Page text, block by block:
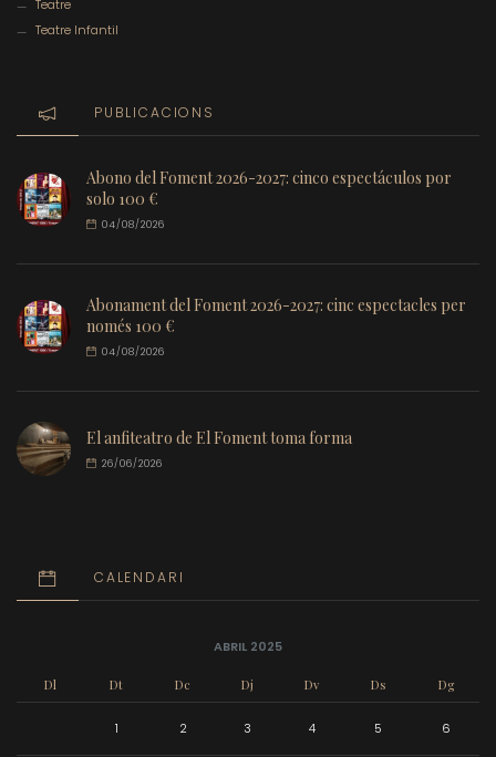
Teatre
Teatre Infantil
PUBLICACIONS
Abono del Foment 2026-2027: cinco espectáculos por
solo 100 €
04/08/2026
Abonament del Foment 2026-2027: cinc espectacles per
només 100 €
04/08/2026
El anfiteatro de El Foment toma forma
26/06/2026
CALENDARI
ABRIL 2025
Dl Dt Dc Dj Dv Ds Dg
1 2 3 4 5 6